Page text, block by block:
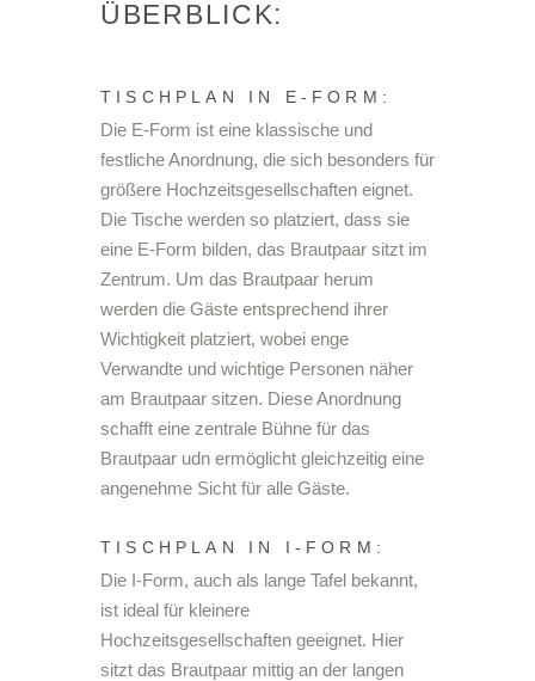
ÜBERBLICK:
TISCHPLAN IN E-FORM:
Die E-Form ist eine klassische und
festliche Anordnung, die sich besonders für
größere Hochzeitsgesellschaften eignet.
Die Tische werden so platziert, dass sie
eine E-Form bilden, das Brautpaar sitzt im
Zentrum. Um das Brautpaar herum
werden die Gäste entsprechend ihrer
Wichtigkeit platziert, wobei enge
Verwandte und wichtige Personen näher
am Brautpaar sitzen. Diese Anordnung
schafft eine zentrale Bühne für das
Brautpaar udn ermöglicht gleichzeitig eine
angenehme Sicht für alle Gäste.
TISCHPLAN IN I-FORM:
Die I-Form, auch als lange Tafel bekannt,
ist ideal für kleinere
Hochzeitsgesellschaften geeignet. Hier
sitzt das Brautpaar mittig an der langen